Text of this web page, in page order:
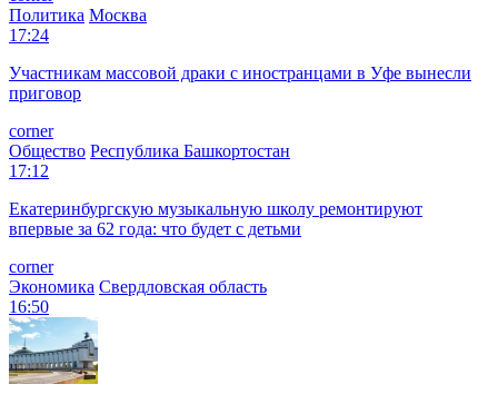
Политика Москва
17:24
Участникам массовой драки с иностранцами в Уфе вынесли
приговор
corner
Общество Республика Башкортостан
17:12
Екатеринбургскую музыкальную школу ремонтируют
впервые за 62 года: что будет с детьми
corner
Экономика Свердловская область
16:50